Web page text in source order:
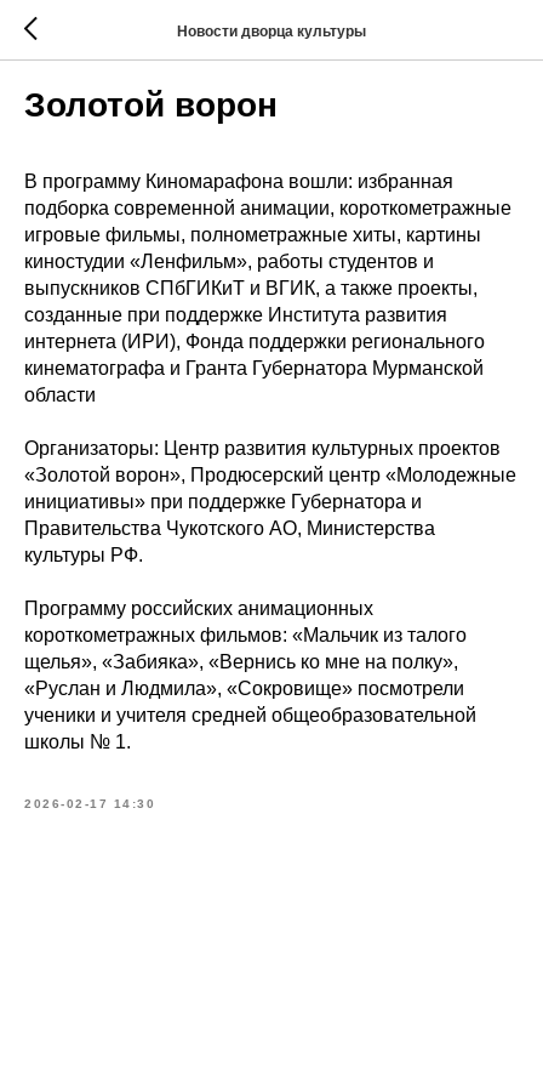
Новости дворца культуры
Золотой ворон
В программу Киномарафона вошли: избранная
подборка современной анимации, короткометражные
игровые фильмы, полнометражные хиты, картины
киностудии «Ленфильм», работы студентов и
выпускников СПбГИКиТ и ВГИК, а также проекты,
созданные при поддержке Института развития
интернета (ИРИ), Фонда поддержки регионального
кинематографа и Гранта Губернатора Мурманской
области
Организаторы: Центр развития культурных проектов
«Золотой ворон», Продюсерский центр «Молодежные
инициативы» при поддержке Губернатора и
Правительства Чукотского АО, Министерства
культуры РФ.
Программу российских анимационных
короткометражных фильмов: «Мальчик из талого
щелья», «Забияка», «Вернись ко мне на полку»,
«Руслан и Людмила», «Сокровище» посмотрели
ученики и учителя средней общеобразовательной
школы № 1.
2026-02-17 14:30